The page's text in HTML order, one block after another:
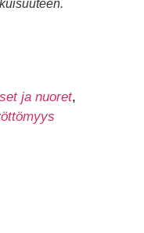
ja nuoret,